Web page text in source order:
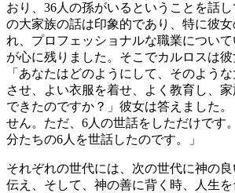
おり、36人の孫がいるということを話
の大家族の話は印象的であり、特に彼
れ、プロフェッショナルな職業につい
が心に残りました。そこでカルロスは彼
「あなたはどのようにして、そのよう
させ、よい衣服を着せ、よく教育し、
できたのですか？」彼女は答えました
せん。ただ、6人の世話をしただけです
分たちの6人を世話したのです。」
それぞれの世代には、次の世代に神の
伝え、そして、神の善に背く時、人生